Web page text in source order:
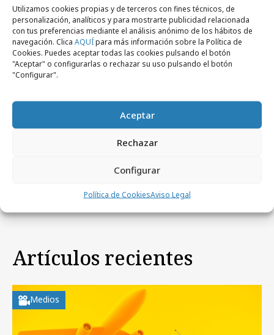
Utilizamos cookies propias y de terceros con fines técnicos, de
personalización, analíticos y para mostrarte publicidad relacionada
con tus preferencias mediante el análisis anónimo de los hábitos de
navegación. Clica AQUÍpara más información sobre la Política de
Cookies. Puedes aceptar todas las cookies pulsando el botón
"Aceptar" o configurarlas o rechazar su uso pulsando el botón
"Configurar".
Aceptar
Rechazar
Configurar
Política de CookiesAviso Legal
Comparte
Noticias Relacionadas
No se han encontrado noticias relacionadas.
Artículos recientes
Medios